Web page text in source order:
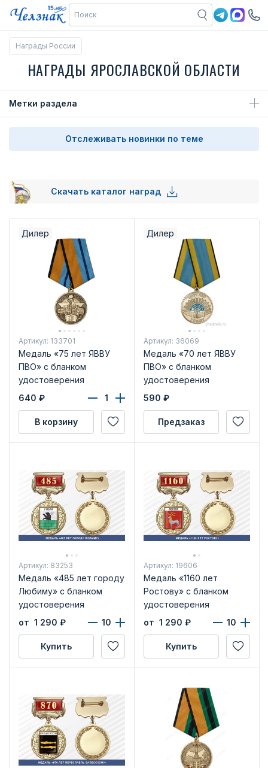
Награды России
НАГРАДЫ ЯРОСЛАВСКОЙ ОБЛАСТИ
Метки раздела
Отслеживать новинки по теме
Скачать каталог наград
Дилер
Артикул: 133701
Медаль «75 лет ЯВВУ
ПВО» с бланком
удостоверения
640 ₽
В корзину
Дилер
Артикул: 36069
Медаль «70 лет ЯВВУ
ПВО» с бланком
удостоверения
590 ₽
Предзаказ
Артикул: 83253
Медаль «485 лет городу
Любиму» с бланком
удостоверения
от 1 290 ₽
Купить
Артикул: 19606
Медаль «1160 лет
Ростову» с бланком
удостоверения
от 1 290 ₽
Купить